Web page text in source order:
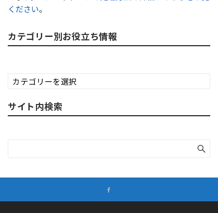
ください。
カテゴリー別お役立ち情報
カ
テ
リ
ー
お
立
サイト内検索